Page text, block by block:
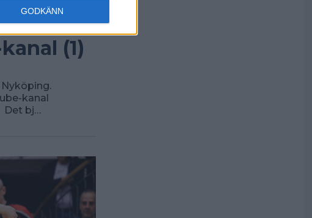
GODKÄNN
(1)
kanal
Det bj…